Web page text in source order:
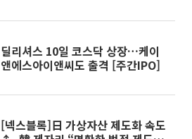
딜리셔스 10일 코스닥 상장…케이
앤에스아이앤씨도 출격 [주간IPO]
[넥스블록]日 가상자산 제도화 속도